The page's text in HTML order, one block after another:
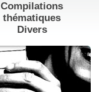
Compilations
thématiques
Divers